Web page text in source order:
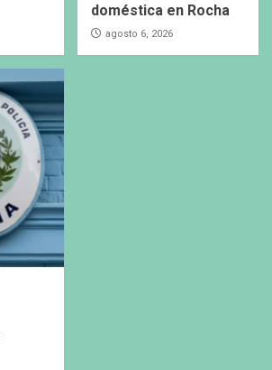
doméstica en Rocha
agosto 6, 2026